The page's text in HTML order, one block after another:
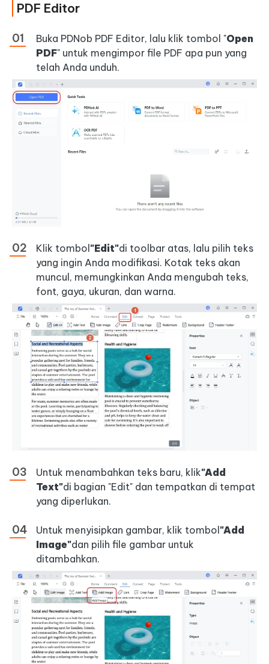
PDF Editor
Buka PDNob PDF Editor, lalu klik tombol "Open
PDF" untuk mengimpor file PDF apa pun yang
telah Anda unduh.
Klik tombol "Edit"di toolbar atas, lalu pilih teks
yang ingin Anda modifikasi. Kotak teks akan
muncul, memungkinkan Anda mengubah teks,
font, gaya, ukuran, dan warna.
Untuk menambahkan teks baru, klik"Add
Text"di bagian "Edit" dan tempatkan di tempat
yang diperlukan.
Untuk menyisipkan gambar, klik tombol"Add
Image"dan pilih file gambar untuk
ditambahkan.